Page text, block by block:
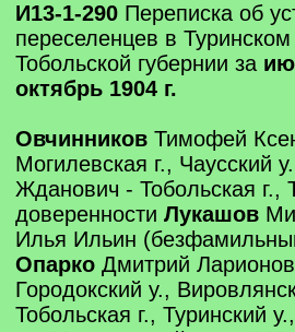
И13-1-290 Переписка об
переселенцев в
Тобольской губернии за
октябрь 1904 г.
Овчинников Тимофей
Могилевская г., Чаусский
Жданович - Тобольская г.,
доверенности Лукашов
Илья Ильин
Опарко Дмитрий
Городокский у.,
Тобольская г., Туринский